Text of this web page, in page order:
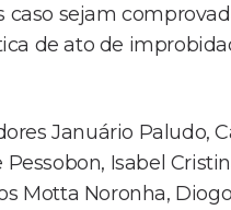
sejam
de ato de
Januário Paludo,
Isabel
Motta Noronha,